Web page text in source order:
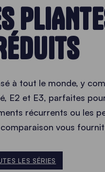
à tout le monde, y
E2 et E3, parfaites
récurrents ou les
vous
LES SÉRIES